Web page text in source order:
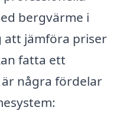
bergvärme i
att jämföra priser
fatta ett
några fördelar